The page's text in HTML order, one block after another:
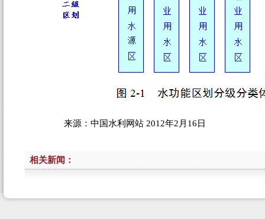
来源：中国水利网站 2012年2月16日
相关新闻：